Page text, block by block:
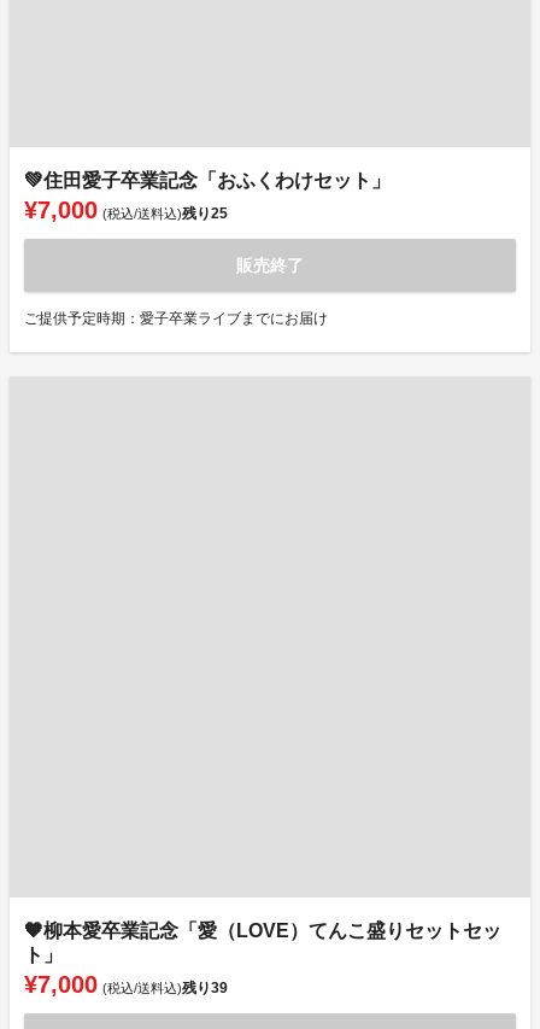
💚住田愛子卒業記念「おふくわけセット」
¥7,000 (税込/送料込)残り25
販売終了
ご提供予定時期：愛子卒業ライブまでにお届け
🧡柳本愛卒業記念「愛（LOVE）てんこ盛りセットセッ
ト」
¥7,000 (税込/送料込)残り39